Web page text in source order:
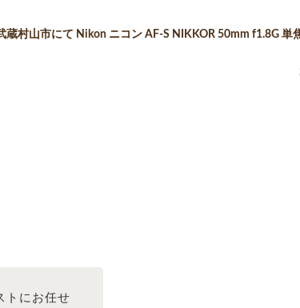
蔵村山市にて Nikon ニコン AF-S NIKKOR 50mm f1.8G 単
トにお任せ